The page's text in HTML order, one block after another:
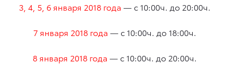
3, 4, 5, 6 января 2018 года — с 10:00ч. до 20:00ч.
7 января 2018 года — с 10:00ч. до 18:00ч.
8 января 2018 года — с 10:00ч. до 20:00ч.